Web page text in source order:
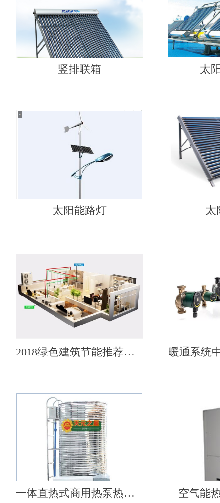
竖排联箱 太
太阳能路灯 太
2018绿色建筑节能推荐产品——天舒热泵热水机
一体直热式商用热泵热水器（工质循环） 空气能